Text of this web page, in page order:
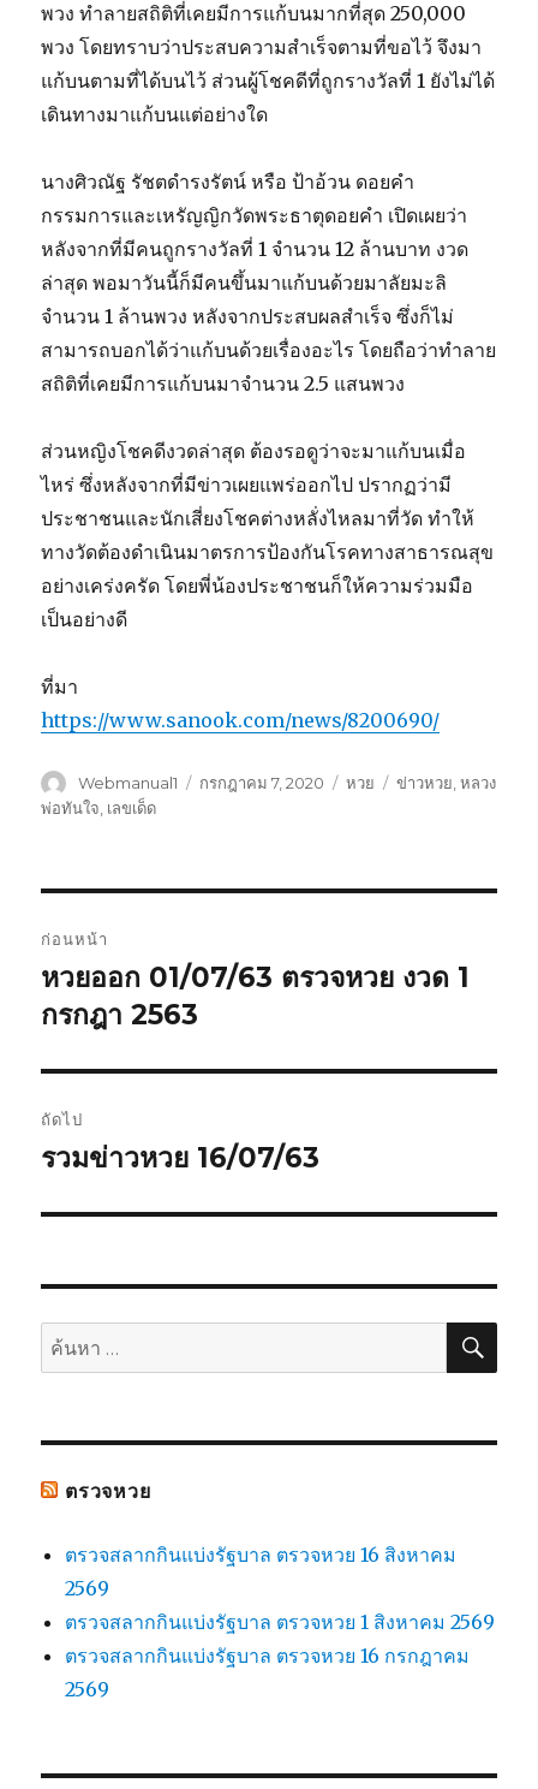
พวง ทำลายสถิติที่เคยมีการแก้บนมากที่สุด 250,000
พวง โดยทราบว่าประสบความสำเร็จตามที่ขอไว้ จึงมา
แก้บนตามที่ได้บนไว้ ส่วนผู้โชคดีที่ถูกรางวัลที่ 1 ยังไม่ได้
เดินทางมาแก้บนแต่อย่างใด
นางศิวณัฐ รัชตดำรงรัตน์ หรือ ป้าอ้วน ดอยคำ
กรรมการและเหรัญญิกวัดพระธาตุดอยคำ เปิดเผยว่า
หลังจากที่มีคนถูกรางวัลที่ 1 จำนวน 12 ล้านบาท งวด
ล่าสุด พอมาวันนี้ก็มีคนขึ้นมาแก้บนด้วยมาลัยมะลิ
จำนวน 1 ล้านพวง หลังจากประสบผลสำเร็จ ซึ่งก็ไม่
สามารถบอกได้ว่าแก้บนด้วยเรื่องอะไร โดยถือว่าทำลาย
สถิติที่เคยมีการแก้บนมาจำนวน 2.5 แสนพวง
ส่วนหญิงโชคดีงวดล่าสุด ต้องรอดูว่าจะมาแก้บนเมื่อ
ไหร่ ซึ่งหลังจากที่มีข่าวเผยแพร่ออกไป ปรากฏว่ามี
ประชาชนและนักเสี่ยงโชคต่างหลั่งไหลมาที่วัด ทำให้
ทางวัดต้องดำเนินมาตรการป้องกันโรคทางสาธารณสุข
อย่างเคร่งครัด โดยพี่น้องประชาชนก็ให้ความร่วมมือ
เป็นอย่างดี
ที่มา
https://www.sanook.com/news/8200690/
ผู้
เขียน
Webmanual1
เขียน
กรกฎาคม 7, 2020
หมวด
หวย
ป้าย
ข่าวหวย ,หลวง
พ่อทันใจ เลขเด็ด
นำทาง
เรื่อง
ก่อนหน้า
เรื่อง
ก่อน
หวยออก 01/07/63 ตรวจหวย งวด 1
กรกฎา 2563
ถัดไป
เรื่อง
ไป:
รวมข่าวหวย 16/07/63
ค้นหา: ค้น
ตรวจหวย
ตรวจสลากกินแบ่งรัฐบาล ตรวจหวย 16 สิงหาคม
2569
ตรวจสลากกินแบ่งรัฐบาล ตรวจหวย 1 สิงหาคม 2569
ตรวจสลากกินแบ่งรัฐบาล ตรวจหวย 16 กรกฎาคม
2569